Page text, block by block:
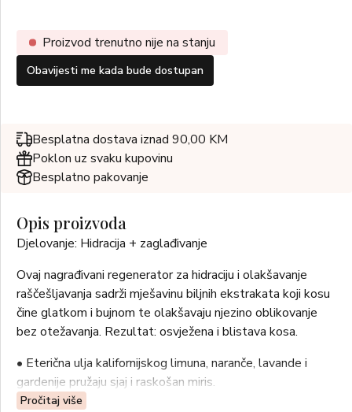
Proizvod trenutno nije na stanju
Obavijesti me kada bude dostupan
Besplatna dostava iznad 90,00 KM
Poklon uz svaku kupovinu
Besplatno pakovanje
Opis proizvoda
Djelovanje: Hidracija + zaglađivanje
Ovaj nagrađivani regenerator za hidraciju i olakšavanje
raščešljavanja sadrži mješavinu biljnih ekstrakata koji kosu
čine glatkom i bujnom te olakšavaju njezino oblikovanje
bez otežavanja. Rezultat: osvježena i blistava kosa.
• Eterična ulja kalifornijskog limuna, naranče, lavande i
gardenije pružaju sjaj i raskošan miris.
• Regenerira i raspliće neukrotivu kosu te je čini
Pročitaj više